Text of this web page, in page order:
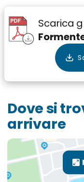
Scarica
Dove si
arrivare